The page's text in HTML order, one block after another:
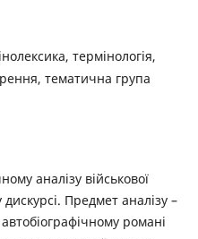
термінологія,
тематична група
аналізу військової
Предмет аналізу –
романі